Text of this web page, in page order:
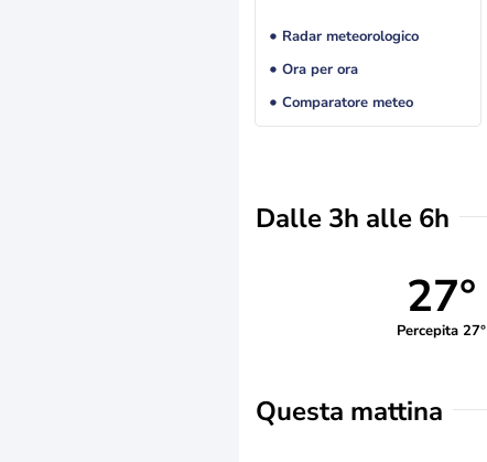
Radar meteorologico
Ora per ora
Comparatore meteo
Dalle 3h alle 6h
27°
Percepita 27°
Questa mattina